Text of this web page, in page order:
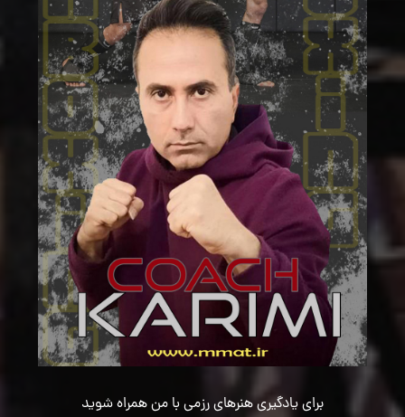
برای یادگیری هنرهای رزمی با من همراه شوید